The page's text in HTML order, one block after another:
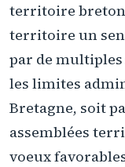
territoire breton
territoire un
par de multiples
les limites
Bretagne, soit
assemblées
voeux